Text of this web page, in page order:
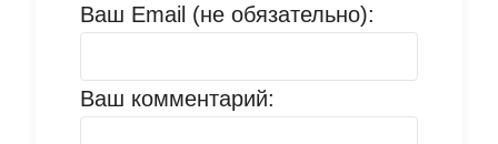
Ваш Email (не обязательно):
Ваш комментарий: